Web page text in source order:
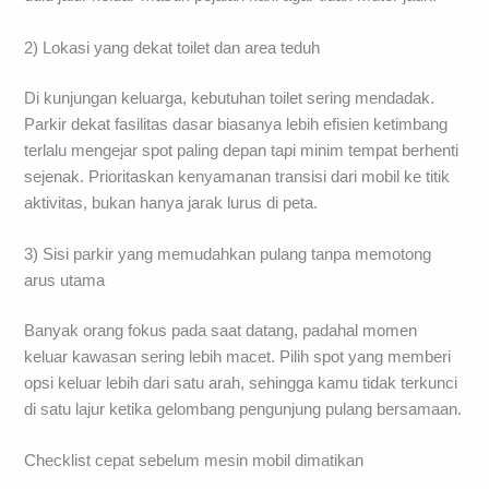
2) Lokasi yang dekat toilet dan area teduh
Di kunjungan keluarga, kebutuhan toilet sering mendadak.
Parkir dekat fasilitas dasar biasanya lebih efisien ketimbang
terlalu mengejar spot paling depan tapi minim tempat berhenti
sejenak. Prioritaskan kenyamanan transisi dari mobil ke titik
aktivitas, bukan hanya jarak lurus di peta.
3) Sisi parkir yang memudahkan pulang tanpa memotong
arus utama
Banyak orang fokus pada saat datang, padahal momen
keluar kawasan sering lebih macet. Pilih spot yang memberi
opsi keluar lebih dari satu arah, sehingga kamu tidak terkunci
di satu lajur ketika gelombang pengunjung pulang bersamaan.
Checklist cepat sebelum mesin mobil dimatikan